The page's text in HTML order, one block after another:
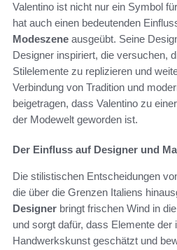
Valentino ist nicht nur ein Symbol
hat auch einen bedeutenden
Modeszene ausgeübt. Seine
Designer inspiriert, die versuchen,
Stilelemente zu replizieren und
Verbindung von Tradition und
beigetragen, dass Valentino zu
der Modewelt geworden ist.
Der Einfluss auf Designer und
Die stilistischen Entscheidungen
die über die Grenzen Italiens
Designer bringt frischen Wind in
und sorgt dafür, dass Elemente der
Handwerkskunst geschätzt und